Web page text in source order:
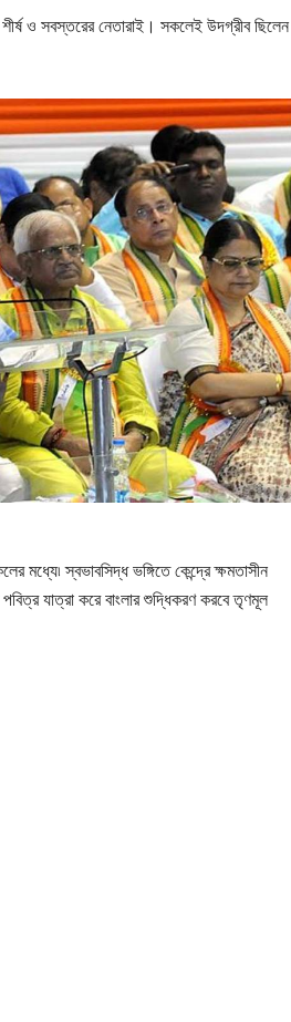
শীর্ষ ও সবস্তরের নেতারাই। সকলেই উদগ্রীব ছিলেন
স্বভাবসিদ্ধ ভঙ্গিতে কেন্দ্রে ক্ষমতাসীন
যাত্রা করে বাংলার শুদ্ধিকরণ করবে তৃণমূল